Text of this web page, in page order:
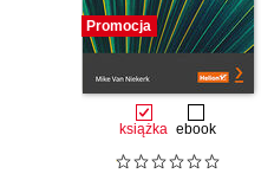
Promocja
książka ebook